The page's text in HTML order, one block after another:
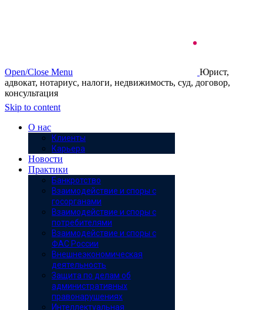
Open/Close Menu
Юрист,
адвокат, нотариус, налоги, недвижимость, суд, договор,
консультация
Skip to content
О нас
Клиенты
Карьера
Новости
Практики
Банкротство
Взаимодействие и споры с
госорганами
Взаимодействие и споры с
потребителями
Взаимодействие и споры с
ФАС России
Внешнеэкономическая
деятельность
Защита по делам об
административных
правонарушениях
Интеллектуальная